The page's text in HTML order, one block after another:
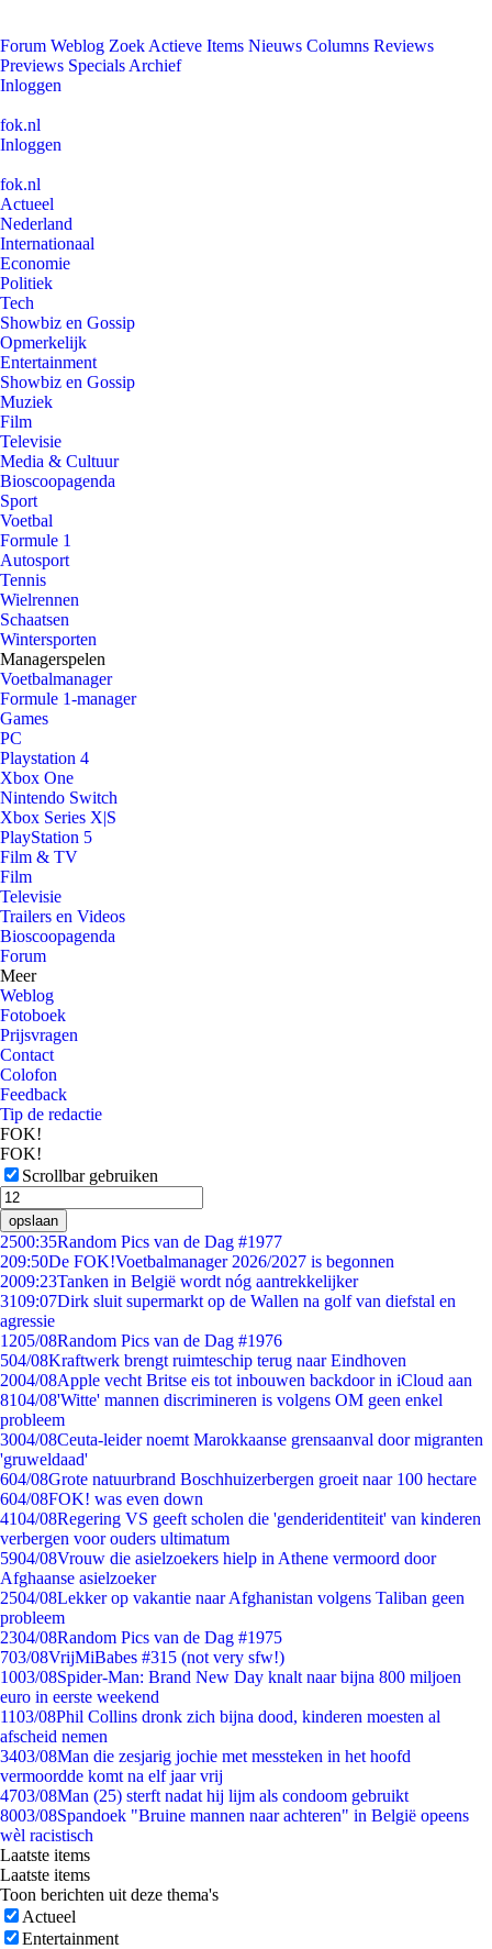
Forum Weblog Zoek Actieve Items Nieuws Columns Reviews
Previews Specials Archief
Inloggen
fok.nl
Inloggen
fok.nl
Actueel
Nederland
Internationaal
Economie
Politiek
Tech
Showbiz en Gossip
Opmerkelijk
Entertainment
Showbiz en Gossip
Muziek
Film
Televisie
Media & Cultuur
Bioscoopagenda
Sport
Voetbal
Formule 1
Autosport
Tennis
Wielrennen
Schaatsen
Wintersporten
Managerspelen
Voetbalmanager
Formule 1-manager
Games
PC
Playstation 4
Xbox One
Nintendo Switch
Xbox Series X|S
PlayStation 5
Film & TV
Film
Televisie
Trailers en Videos
Bioscoopagenda
Forum
Meer
Weblog
Fotoboek
Prijsvragen
Contact
Colofon
Feedback
Tip de redactie
FOK!
FOK!
Scrollbar gebruiken
opslaan
2500:35Random Pics van de Dag #1977
209:50De FOK!Voetbalmanager 2026/2027 is begonnen
2009:23Tanken in België wordt nóg aantrekkelijker
3109:07Dirk sluit supermarkt op de Wallen na golf van diefstal en
agressie
1205/08Random Pics van de Dag #1976
504/08Kraftwerk brengt ruimteschip terug naar Eindhoven
2004/08Apple vecht Britse eis tot inbouwen backdoor in iCloud aan
8104/08'Witte' mannen discrimineren is volgens OM geen enkel
probleem
3004/08Ceuta-leider noemt Marokkaanse grensaanval door migranten
'gruweldaad'
604/08Grote natuurbrand Boschhuizerbergen groeit naar 100 hectare
604/08FOK! was even down
4104/08Regering VS geeft scholen die 'genderidentiteit' van kinderen
verbergen voor ouders ultimatum
5904/08Vrouw die asielzoekers hielp in Athene vermoord door
Afghaanse asielzoeker
2504/08Lekker op vakantie naar Afghanistan volgens Taliban geen
probleem
2304/08Random Pics van de Dag #1975
703/08VrijMiBabes #315 (not very sfw!)
1003/08Spider-Man: Brand New Day knalt naar bijna 800 miljoen
euro in eerste weekend
1103/08Phil Collins dronk zich bijna dood, kinderen moesten al
afscheid nemen
3403/08Man die zesjarig jochie met messteken in het hoofd
vermoordde komt na elf jaar vrij
4703/08Man (25) sterft nadat hij lijm als condoom gebruikt
8003/08Spandoek "Bruine mannen naar achteren" in België opeens
wèl racistisch
Laatste items
Laatste items
Toon berichten uit deze thema's
Actueel
Entertainment